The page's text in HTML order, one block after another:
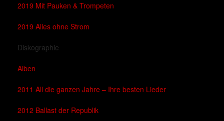
2019 Mit Pauken & Trompeten
2019 Alles ohne Strom
Diskographie
Alben
2011 All die ganzen Jahre – Ihre besten Lieder
2012 Ballast der Republik